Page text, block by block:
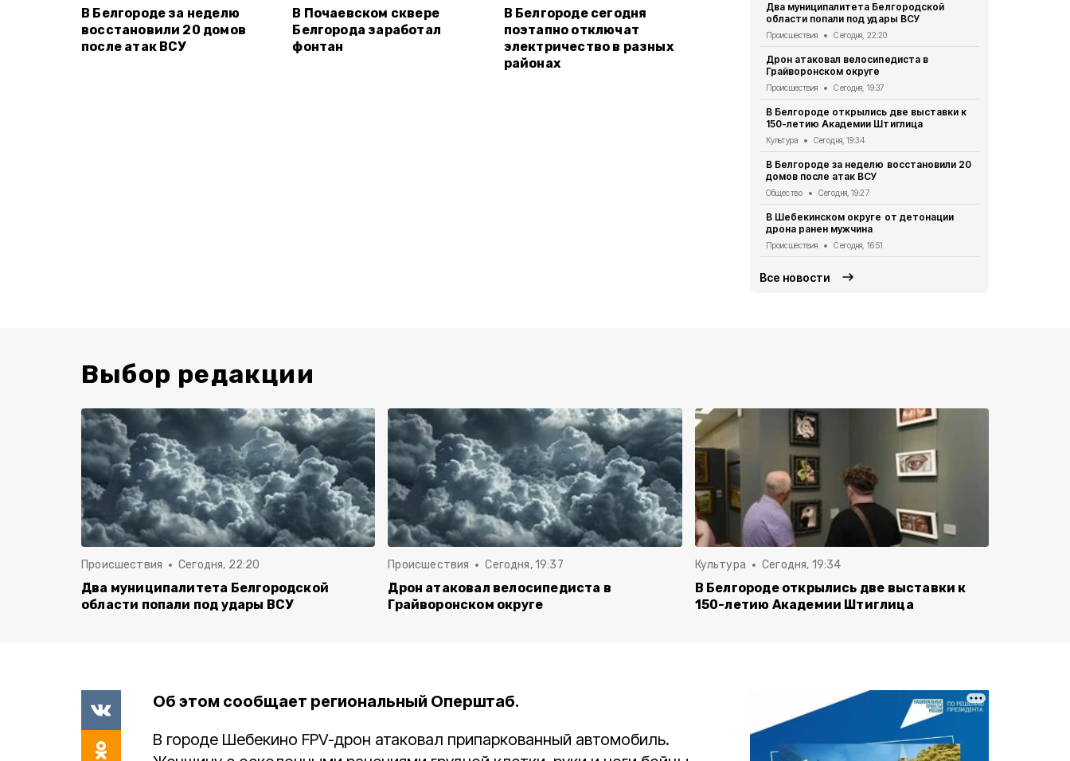
В Белгороде за неделю
восстановили 20 домов
после атак ВСУ
В Почаевском сквере
Белгорода заработал
фонтан
В Белгороде сегодня
поэтапно отключат
электричество в разных
районах
Два муниципалитета Белгородской
области попали под удары ВСУ
Происшествия Сегодня, 22:20
Дрон атаковал велосипедиста в
Грайворонском округе
Происшествия Сегодня, 19:37
В Белгороде открылись две выставки к
150-летию Академии Штиглица
Культура Сегодня, 19:34
В Белгороде за неделю восстановили 20
домов после атак ВСУ
Общество Сегодня, 19:27
В Шебекинском округе от детонации
дрона ранен мужчина
Происшествия Сегодня, 16:51
Все новости
Выбор редакции
Происшествия Сегодня, 22:20
Два муниципалитета Белгородской
области попали под удары ВСУ
Происшествия Сегодня, 19:37
Дрон атаковал велосипедиста в
Грайворонском округе
Культура Сегодня, 19:34
В Белгороде открылись две выставки к
150-летию Академии Штиглица
Об этом сообщает региональный Оперштаб.
В городе Шебекино FPV-дрон атаковал припаркованный автомобиль.